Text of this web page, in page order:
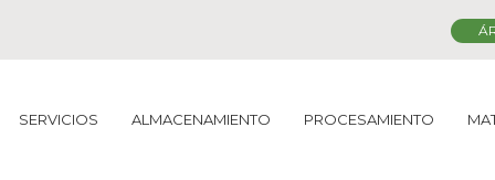
SERVICIOS ALMACENAMIENTO PROCESAMIENTO